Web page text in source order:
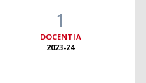
1
DOCENTIA
2023-24